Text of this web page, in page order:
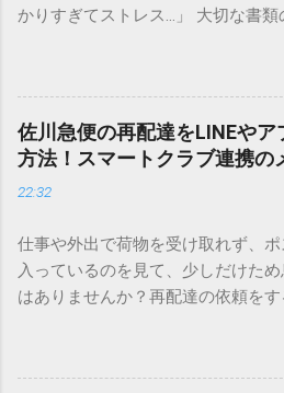
かりすぎてストレス…」 大切な書類
てしまいますよね。多くの人が「
を使いますが、実はマウスで一画
し、似た漢字が多すぎて結局見つか
ません。 そこで今回は、IMEパッド
ドを打ち込むだけで一瞬で旧字や外
「文字コード入力」のテクニックを
必要はありません。 1. なぜ「変換
こないのか？ そもそも、なぜ普通
あるのでしょうか。その理由は、パ
は、JIS規格（日本産業規格）によ
準」といった形で整理されていま
佐川急便の再配達をLINEやア
方法！スマートクラブ連携の
22:32
仕事や外出で荷物を受け取れず、
入っているのを見て、少しだけた
はありませんか？再配達の依頼をす
ことに申し訳なさを感じたりする
ん。 「もっとスムーズに、自分の